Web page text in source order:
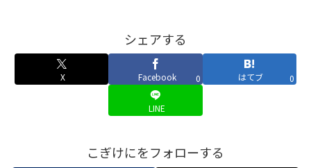
シェアする
X Facebook 0 はてブ 0
LINE
こぎけにをフォローする